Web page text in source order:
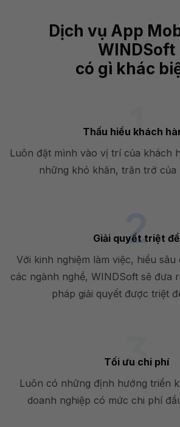
Dịch vụ App
WINDSoft
có gì khác
Thấu hiểu khách
Luôn đặt mình vào vị trí của khách
những khó khăn, trăn trở của
Giải quyết triệt để
Với kinh nghiệm làm việc, hiểu
các ngành nghề, WINDSoft sẽ đưa
pháp giải quyết được triệt
Tối ưu chi phí
Luôn có những định hướng triển
doanh nghiệp có mức chi phí